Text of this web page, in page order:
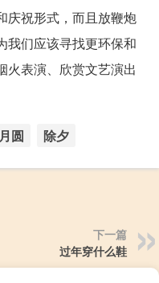
庆祝形式，而且放鞭炮
我们应该寻找更环保和
火表演、欣赏文艺演出
月圆 除夕
下一篇
过年穿什么鞋